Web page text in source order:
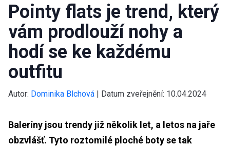
Pointy flats je trend, který
vám prodlouží nohy a
hodí se ke každému
outfitu
Autor: Dominika Blchová | Datum zveřejnění: 10.04.2024
Baleríny jsou trendy již několik let, a letos na jaře
obzvlášť. Tyto roztomilé ploché boty se tak